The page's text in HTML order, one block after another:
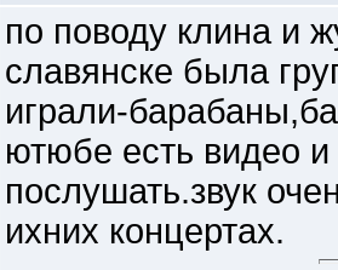
по поводу клина и
славянске была
играли-
ютюбе есть видео
послушать.звук
ихних концертах.